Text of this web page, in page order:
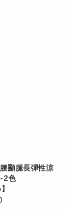
顯腿長彈性涼
2色